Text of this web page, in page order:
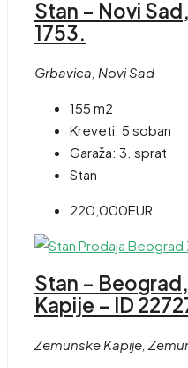
Stan – Novi
1753.
Grbavica, Novi Sad
155 m2
Kreveti: 5 soban
Garaža: 3. sprat
Stan
220,000EUR
Stan –
Kapije – ID
Zemunske Kapije,